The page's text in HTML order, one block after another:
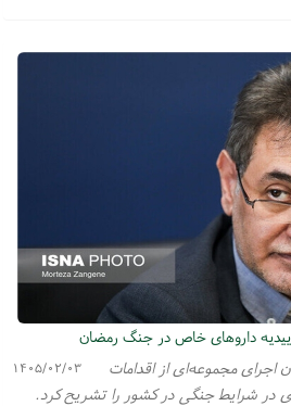
داروهای خاص در جنگ رمضان
۱۴۰۵/۰۲/۰۳
اجرای مجموعه‌ای از اقدامات
در شرایط جنگی در کشور را تشریح کرد.